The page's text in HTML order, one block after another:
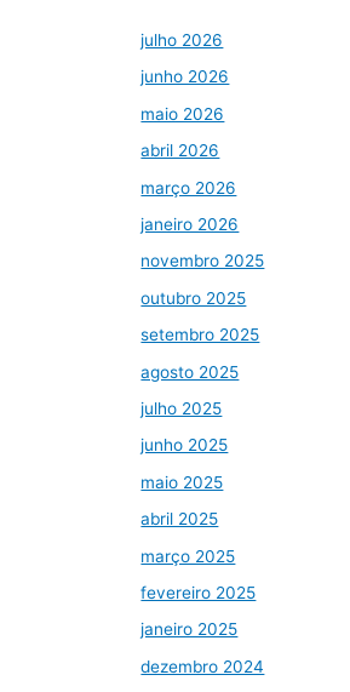
julho 2026
junho 2026
maio 2026
abril 2026
março 2026
janeiro 2026
novembro 2025
outubro 2025
setembro 2025
agosto 2025
julho 2025
junho 2025
maio 2025
abril 2025
março 2025
fevereiro 2025
janeiro 2025
dezembro 2024